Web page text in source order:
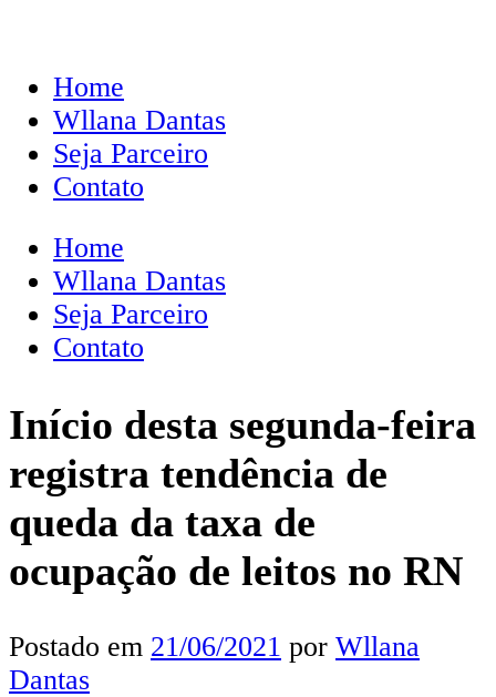
Home
Wllana Dantas
Seja Parceiro
Contato
Home
Wllana Dantas
Seja Parceiro
Contato
Início desta segunda-feira
registra tendência de
queda da taxa de
ocupação de leitos no RN
Postado em 21/06/2021 por Wllana
Dantas